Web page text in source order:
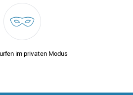
im privaten Modus